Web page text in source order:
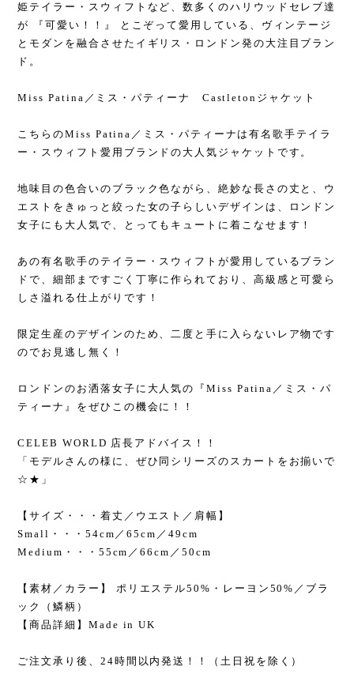
姫テイラー・スウィフトなど、数多くのハリウッドセレブ達
が 『可愛い！！』 とこぞって愛用している、ヴィンテージ
とモダンを融合させたイギリス・ロンドン発の大注目ブラン
ド。
Miss Patina／ミス・パティーナ Castletonジャケット
こちらのMiss Patina／ミス・パティーナは有名歌手テイラ
ー・スウィフト愛用ブランドの大人気ジャケットです。
地味目の色合いのブラック色ながら、絶妙な長さの丈と、ウ
エストをきゅっと絞った女の子らしいデザインは、ロンドン
女子にも大人気で、とってもキュートに着こなせます！
あの有名歌手のテイラー・スウィフトが愛用しているブラン
ドで、細部まですごく丁寧に作られており、高級感と可愛ら
しさ溢れる仕上がりです！
限定生産のデザインのため、二度と手に入らないレア物です
のでお見逃し無く！
ロンドンのお洒落女子に大人気の『Miss Patina／ミス・パ
ティーナ』をぜひこの機会に！！
CELEB WORLD 店長アドバイス！！
「モデルさんの様に、ぜひ同シリーズのスカートをお揃いで
☆★」
【サイズ・・・着丈／ウエスト／肩幅】
Small・・・54cm／65cm／49cm
Medium・・・55cm／66cm／50cm
【素材／カラー】 ポリエステル50%・レーヨン50%／ブラ
ック（鱗柄）
【商品詳細】Made in UK
ご注文承り後、24時間以内発送！！（土日祝を除く）